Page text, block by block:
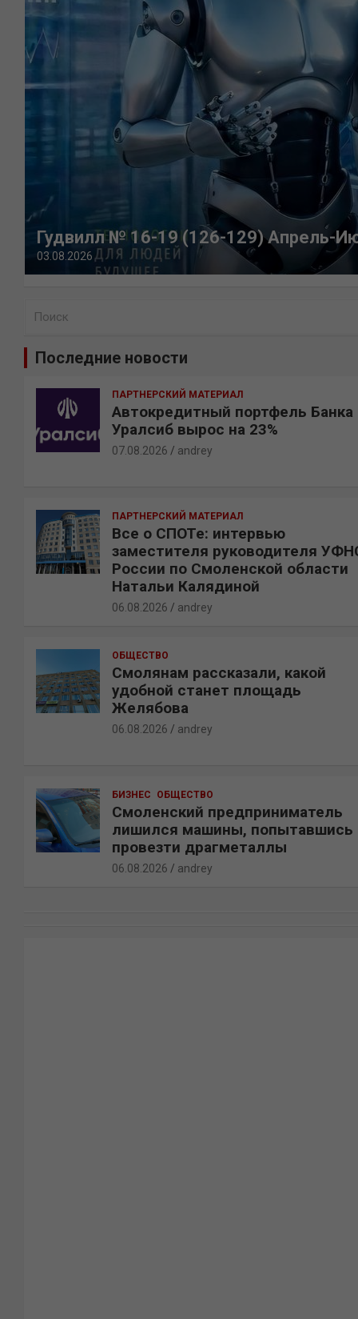
Гудвилл № 16-19 (126-129) Апрель-
03.08.2026
Последние новости
ПАРТНЕРСКИЙ МАТЕРИАЛ
Автокредитный портфель Банка
Уралсиб вырос на 23%
07.08.2026 andrey
ПАРТНЕРСКИЙ МАТЕРИАЛ
Все о СПОТе: интервью
заместителя руководителя
России по Смоленской области
Натальи Калядиной
06.08.2026 andrey
ОБЩЕСТВО
Смолянам рассказали, какой
удобной станет площадь
Желябова
06.08.2026 andrey
БИЗНЕС ОБЩЕСТВО
Смоленский предприниматель
лишился машины, попытавшись
провезти драгметаллы
06.08.2026 andrey